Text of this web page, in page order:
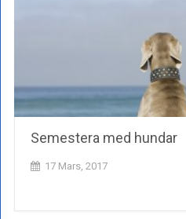
Semestera med hundar
17 Mars, 2017